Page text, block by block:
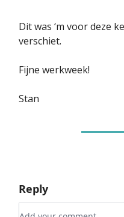
Dit was ‘m voor deze
verschiet.
Fijne werkweek!
Stan
Reply
Add your comment